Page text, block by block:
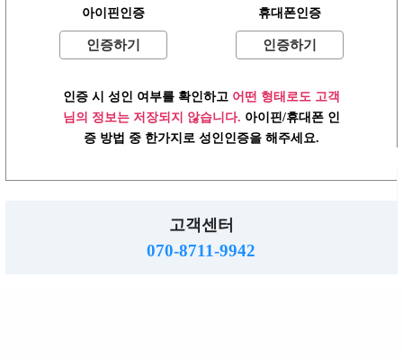
2026.Copyrightwww.ttalba.kr. All right reserved.
아이핀인증
인증하기
휴대폰인증
인증하기
인증 시 성인 여부를 확인하고 어떤 형태로도 고객
님의 정보는 저장되지 않습니다. 아이핀/휴대폰 인
증 방법 중 한가지로 성인인증을 해주세요.
고객센터
070-8711-9942